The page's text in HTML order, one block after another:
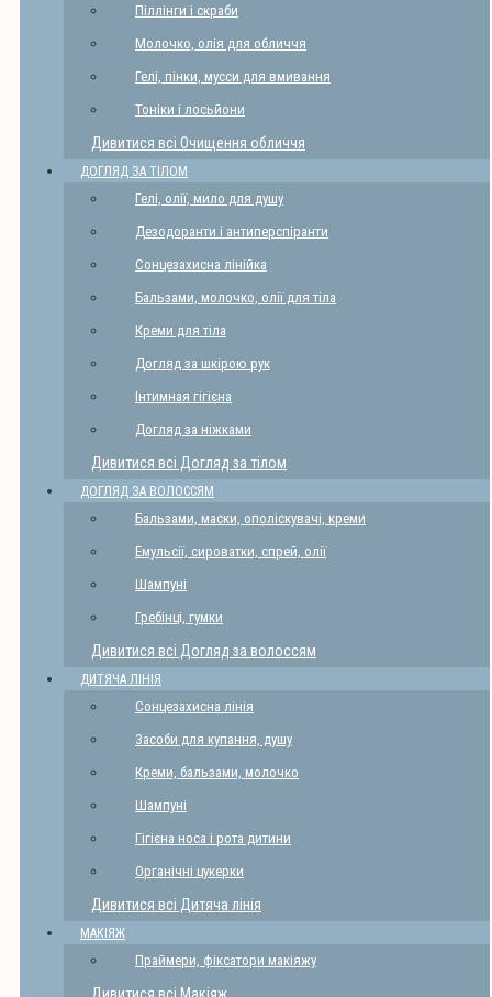
Піллінги і скраби
Молочко, олія для обличчя
Гелі, пінки, мусси для вмивання
Тоніки і лосьйони
Дивитися всі Очищення обличчя
ДОГЛЯД ЗА ТІЛОМ
Гелі, олії, мило для душу
Дезодоранти і антиперспіранти
Сонцезахисна лінійка
Бальзами, молочко, олії для тіла
Креми для тіла
Догляд за шкірою рук
Інтимная гігієна
Догляд за ніжками
Дивитися всі Догляд за тілом
ДОГЛЯД ЗА ВОЛОССЯМ
Бальзами, маски, ополіскувачі, креми
Емульсії, сироватки, спрей, олії
Шампуні
Гребінці, гумки
Дивитися всі Догляд за волоссям
ДИТЯЧА ЛІНІЯ
Сонцезахисна лінія
Засоби для купання, душу
Креми, бальзами, молочко
Шампуні
Гігієна носа і рота дитини
Органічні цукерки
Дивитися всі Дитяча лінія
МАКІЯЖ
Праймери, фіксатори макіяжу